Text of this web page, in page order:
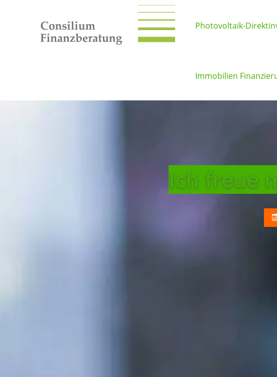
Photovoltaik-
Immobilien
Ich freue